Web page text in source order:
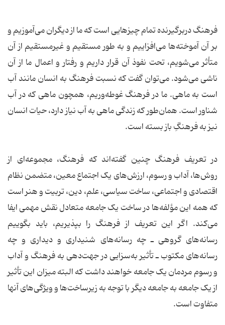
فرهنگ دربرگیرنده تمام چیزهایی است که ما از دیگران می‌آموزیم و
بر آن آموخته‌ها می‌افزاییم و به طور مستقیم و غیر‌مستقیم از آن
متأثر می‌شویم، تحت نفوذ آن قرار داریم و رفتار و اعمال ما از آن
ناشی می‌شود. می‌توان گفت که نسبت فرهنگ به انسان مانند آب
است به ماهی. ما در فرهنگ غوطه‌وریم، همچون ماهی که در آب
شناور است. همان‌طور که زندگی ماهی به آب نیاز دارد، حیات انسان
نیز به فرهنگِ باز بسته است.
در تعریف فرهنگ چنین گفته‌اند که فرهنگ، مجموعه‌ای از
روش‌ها، آداب و رسوم، ارزش‌های یک اجتماع معین، متضمن نظام
اقتصادی و اجتماعی، ساخت سیاسی، علم، دین، تربیت و هنر است
که همه این مؤلفه‌ها در ساخت یک جامعه متعادل نقش مهمی ایفا
می‌کند. اگر این تعریف از فرهنگ را بپذیریم، باید بگوییم
رسانه‌های گروهی ـ چه رسانه‌های شنیداری و دیداری و چه
رسانه‌های مکتوب ـ تأثیر به‌سزایی در جهت‌دهی به فرهنگ و آداب
و رسوم مردمان یک جامعه خواهند داشت که البته میزان این تأثیر
از یک جامعه به جامعه دیگر با توجه به زیرساخت‌ها و ویژگی‌های آنها
متفاوت است.